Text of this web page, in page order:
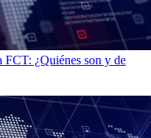
FCT: ¿Quiénes son y de